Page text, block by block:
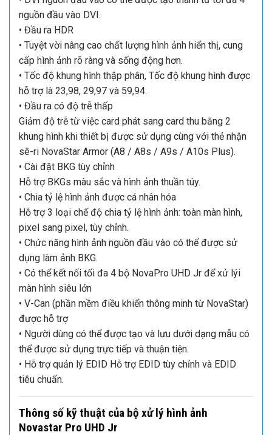
nguồn đầu vào DVI.
• Đầu ra HDR
• Tuyệt vời nâng cao chất lượng hình ảnh hiển thị, cung
cấp hình ảnh rõ ràng và sống động hơn.
• Tốc độ khung hình thập phân, Tốc độ khung hình được
hỗ trợ là 23,98, 29,97 và 59,94.
• Đầu ra có độ trễ thấp
Giảm độ trễ từ việc card phát sang card thu bằng 2
khung hình khi thiết bị được sử dụng cùng với thẻ nhận
sê-ri NovaStar Armor (A8 / A8s / A9s / A10s Plus).
• Cài đặt BKG tùy chỉnh
Hỗ trợ BKGs màu sắc và hình ảnh thuần túy.
• Chia tỷ lệ hình ảnh được cá nhân hóa
Hỗ trợ 3 loại chế độ chia tỷ lệ hình ảnh: toàn màn hình,
pixel sang pixel, tùy chỉnh.
• Chức năng hình ảnh nguồn đầu vào có thể được sử
dụng làm ảnh BKG.
• Có thể kết nối tối đa 4 bộ NovaPro UHD Jr để xử lýi
màn hình siêu lớn
• V-Can (phần mềm điều khiển thông minh từ NovaStar)
được hỗ trợ
• Người dùng có thể được tạo và lưu dưới dạng mẫu có
thể được sử dụng trực tiếp và thuận tiện.
• Hỗ trợ quản lý EDID Hỗ trợ EDID tùy chỉnh và EDID
tiêu chuẩn.
Thông số kỹ thuật của bộ xử lý hình ảnh
Novastar Pro UHD Jr